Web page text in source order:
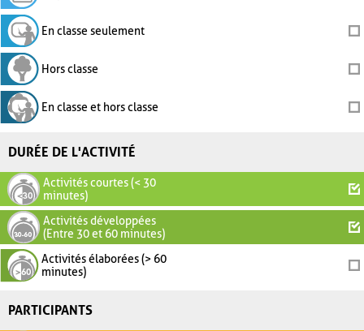
En classe seulement
Hors classe
En classe et hors classe
DURÉE DE L'ACTIVITÉ
Activités courtes (< 30
minutes)
Activités développées
(Entre 30 et 60 minutes)
Activités élaborées (> 60
minutes)
PARTICIPANTS